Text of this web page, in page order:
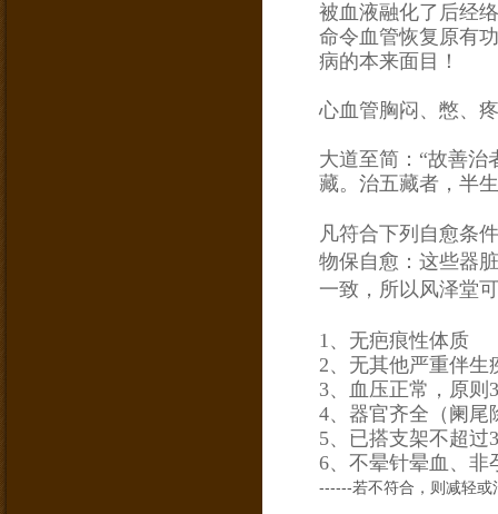
被血液融化了后经
命令血管恢复原有
病的本来面目！
心血管胸闷、憋、
大道至简：“故善
藏。治五藏者，半
凡符合下列自愈条
物保自愈： 这些器
一致，所以风泽堂
1、无疤痕性体质
2、无其他严重伴生
3、血压正常，原则
4、器官齐全（阑尾
5、已搭支架不超过
6、不晕针晕血、非
------若不符合，则减轻或